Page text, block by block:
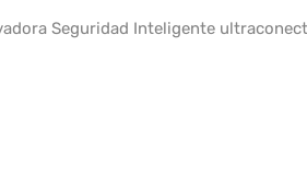
Seguridad Inteligente